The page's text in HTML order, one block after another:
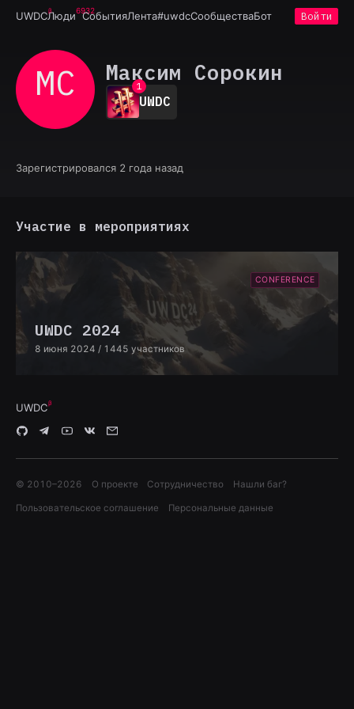
UWDCЛюди6932
СобытияЛента#uwdcСообществаБот Войти
МС Максим Сорокин
0
1
2
3
6
UWDC
Зарегистрировался 2 года назад
Участие в мероприятиях
CONFERENCE
UWDC 2024
8 июня 2024 / 1445 участников
UWDC
© 2010–2026 О проекте Сотрудничество Нашли баг?
Пользовательское соглашение Персональные данные